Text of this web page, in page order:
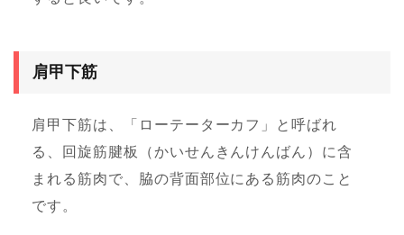
肩甲下筋
肩甲下筋は、「ローテーターカフ」と呼ばれ
る、回旋筋腱板（かいせんきんけんばん）に含
まれる筋肉で、脇の背面部位にある筋肉のこと
です。